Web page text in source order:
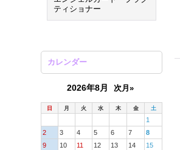
ティショナー
カレンダー
2026年8月 次月»
日 月 火 水 木 金 土
1
2
3 4 5 6 7
8
9
10 11 12 13 14
15